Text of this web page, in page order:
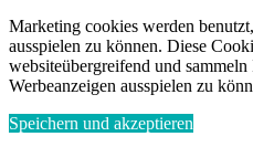
Marketing cookies werden
ausspielen zu können. Diese
websiteübergreifend und
Werbeanzeigen ausspielen zu
Speichern und akzeptieren